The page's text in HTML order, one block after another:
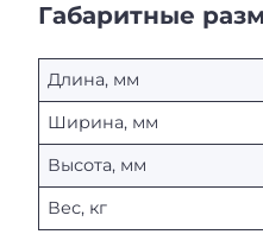
Габаритные
Длина, мм
Ширина, мм
Высота, мм
Вес, кг